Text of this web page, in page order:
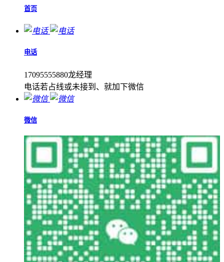
首页
电话
17095555880龙经理
电话若占线或未接到、就加下微信
微信